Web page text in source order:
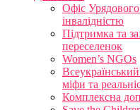
Офіс
інвалідністю
Підтримка та
переселенок
Women’s NGOs
міфи та
Комплексна